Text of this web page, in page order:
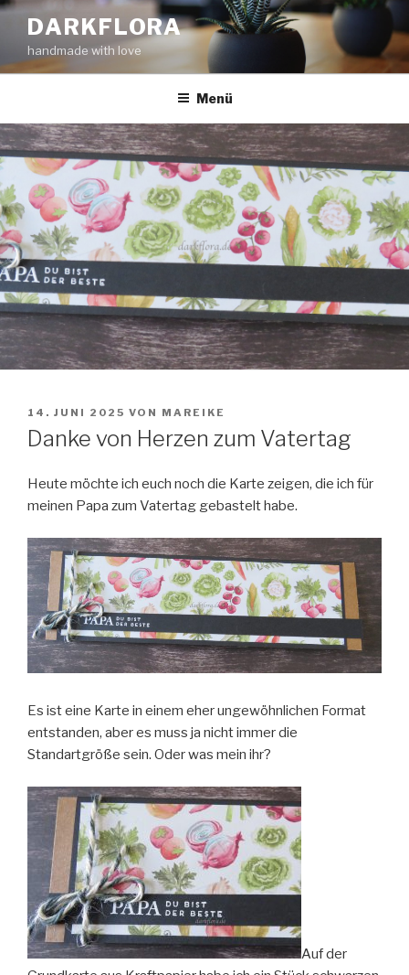
Zum
Inhalt
springen
DARKFLORA
handmade with love
Menü
VERÖFFENTLICHT
AM
14. JUNI 2025 VON MAREIKE
Danke von Herzen zum Vatertag
Heute möchte ich euch noch die Karte zeigen, die ich für
meinen Papa zum Vatertag gebastelt habe.
Es ist eine Karte in einem eher ungewöhnlichen Format
entstanden, aber es muss ja nicht immer die
Standartgröße sein. Oder was mein ihr?
Auf der